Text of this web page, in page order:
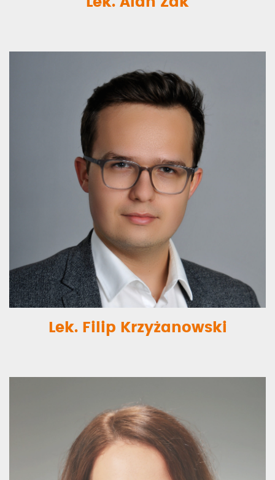
Lek. Filip Krzyżanowski